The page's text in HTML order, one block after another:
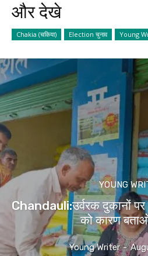
और देखे
Chakia (चकिया) Election चुनाव Young
YOUNG
Chandauli:उर्वरक दुकानों पर
को कारण
Young Writer -